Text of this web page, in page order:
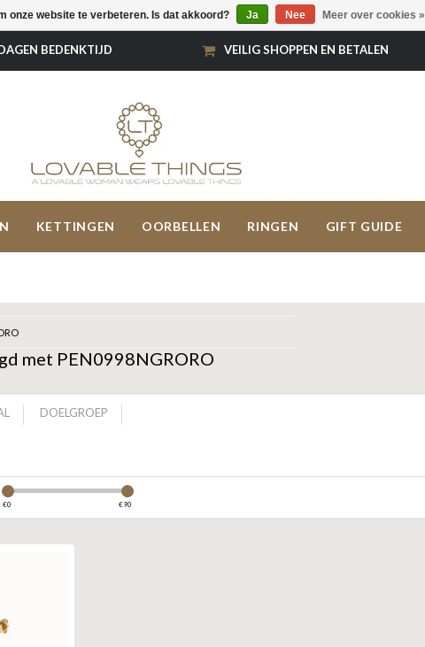
BEDENKTIJD VEILIG SHOPPEN EN BETALEN
KETTINGEN OORBELLEN RINGEN GIFT GUIDE
met PEN0998NGRORO
DOELGROEP
€0 €90
onze website te verbeteren. Is dat akkoord? Ja Nee Meer over cookies »